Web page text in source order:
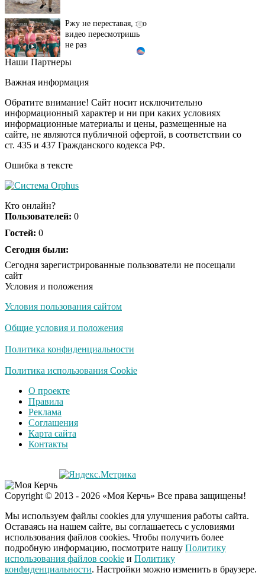
не раз
Почему вы не сможете
купленный телевизор
i
Ролик из Омска: вы
будете смеяться долго
"Потеряли стыд в
семейке Плющенко
Ролик длится пару
шоке от увиденного
Королева вагона
оставит равнодушным
Наши Партнеры
Важная информация
Обратите внимание! Сайт носит исключительно
информационный характер и ни при каких условиях
информационные материалы и цены, размещенные на
сайте, не являются публичной офертой, в соответствии со
ст. 435 и 437 Гражданского кодекса РФ.
Ошибка в тексте
Кто онлайн?
Пользователей: 0
Гостей: 0
Сегодня были:
Сегодня зарегистрированные пользователи не посещали
сайт
Условия и положения
Условия пользования сайтом
Общие условия и положения
Политика конфиденциальности
Политика использования Cookie
О проекте
Правила
Реклама
Соглашения
Карта сайта
Контакты
Copyright © 2013 - 2026 «Моя Керчь» Все права защищены!
Мы используем файлы cookies для улучшения работы сайта.
Оставаясь на нашем сайте, вы соглашаетесь с условиями
использования файлов cookies. Чтобы получить более
подробную информацию, посмотрите нашу Политику
использования файлов cookie и Политику
конфиденциальности. Настройки можно изменить в браузере.